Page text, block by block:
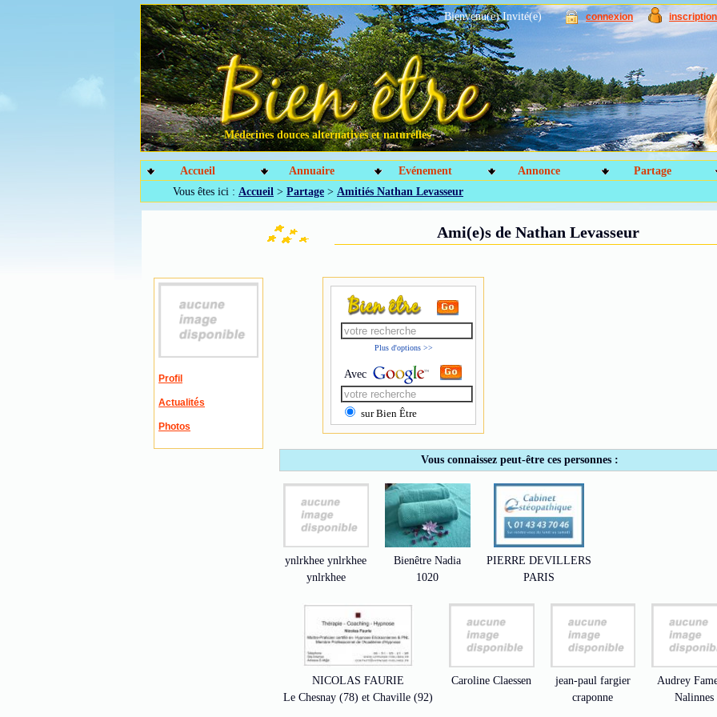
Bienvenu(e) Invité(e) connexion inscription
Médecines douces alternatives et naturelles
Accueil Annuaire Evénement Annonce
Partage
Vous êtes ici : Accueil > Partage > Amitiés Nathan Levasseur
Ami(e)s de Nathan Levasseur
Profil
Actualités
Photos
Plus d'options >>
Avec
sur Bien Être
Vous connaissez peut-être ces personnes :
ynlrkhee ynlrkhee
ynlrkhee
Bienêtre Nadia
1020
PIERRE DEVILLERS
PARIS
NICOLAS FAURIE
Le Chesnay (78) et Chaville (92)
Caroline Claessen
jean-paul fargier
craponne
Audrey
Nalinnes